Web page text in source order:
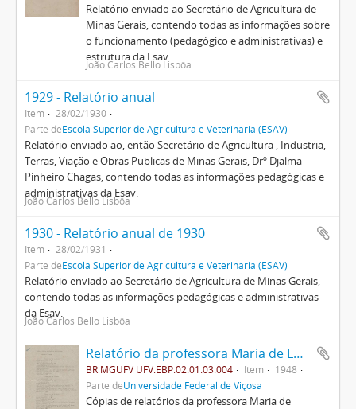
Relatório enviado ao Secretário de Agricultura de
Minas Gerais, contendo todas as informações sobre
o funcionamento (pedagógico e administrativas) e
estrutura da Esav.
João Carlos Bello Lisbôa
1929 - Relatório anual
Item
28/02/1930
Parte deEscola Superior de Agricultura e Veterinária (ESAV)
Relatório enviado ao, então Secretário de Agricultura , Industria,
Terras, Viação e Obras Publicas de Minas Gerais, Drº Djalma
Pinheiro Chagas, contendo todas as informações pedagógicas e
administrativas da Esav.
João Carlos Bello Lisbôa
1930 - Relatório anual de 1930
Item
28/02/1931
Parte deEscola Superior de Agricultura e Veterinária (ESAV)
Relatório enviado ao Secretário de Agricultura de Minas Gerais,
contendo todas as informações pedagógicas e administrativas
da Esav.
João Carlos Bello Lisbôa
Relatório da professora Maria de Lourdes Torres
BR MGUFV UFV.EBP.02.01.03.004 Item
1948
Parte deUniversidade Federal de Viçosa
Cópias de relatórios da professora Maria de